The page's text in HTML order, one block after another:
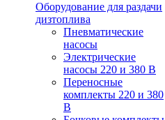
Оборудование для раздачи
дизтоплива
Пневматические
насосы
Электрические
насосы 220 и 380 В
Переносные
комплекты 220 и 380
В